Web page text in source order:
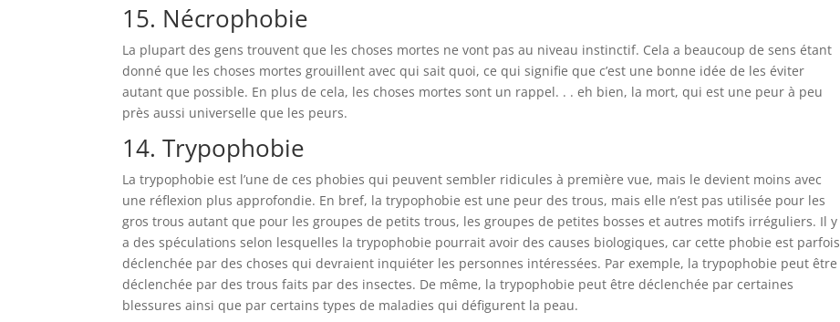
15. Nécrophobie
La plupart des gens trouvent que les choses mortes ne vont pas au niveau instinctif. Cela a beaucoup de sens étant
donné que les choses mortes grouillent avec qui sait quoi, ce qui signifie que c’est une bonne idée de les éviter
autant que possible. En plus de cela, les choses mortes sont un rappel. . . eh bien, la mort, qui est une peur à peu
près aussi universelle que les peurs.
14. Trypophobie
La trypophobie est l’une de ces phobies qui peuvent sembler ridicules à première vue, mais le devient moins avec
une réflexion plus approfondie. En bref, la trypophobie est une peur des trous, mais elle n’est pas utilisée pour les
gros trous autant que pour les groupes de petits trous, les groupes de petites bosses et autres motifs irréguliers. Il y
a des spéculations selon lesquelles la trypophobie pourrait avoir des causes biologiques, car cette phobie est parfois
déclenchée par des choses qui devraient inquiéter les personnes intéressées. Par exemple, la trypophobie peut être
déclenchée par des trous faits par des insectes. De même, la trypophobie peut être déclenchée par certaines
blessures ainsi que par certains types de maladies qui défigurent la peau.